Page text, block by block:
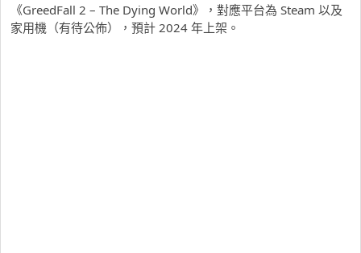
《GreedFall 2 – The Dying World》，對應平台為 Steam 以及
家用機（有待公佈），預計 2024 年上架。